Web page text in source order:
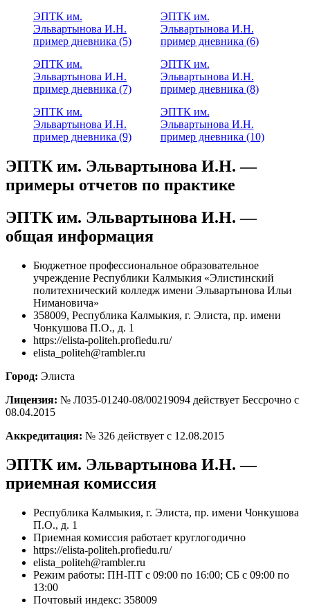
ЭПТК им.
Эльвартынова И.Н.
пример дневника (5)
ЭПТК им.
Эльвартынова И.Н.
пример дневника (6)
ЭПТК им.
Эльвартынова И.Н.
пример дневника (7)
ЭПТК им.
Эльвартынова И.Н.
пример дневника (8)
ЭПТК им.
Эльвартынова И.Н.
пример дневника (9)
ЭПТК им.
Эльвартынова И.Н.
пример дневника (10)
ЭПТК им. Эльвартынова И.Н. —
примеры отчетов по практике
ЭПТК им. Эльвартынова И.Н. —
общая информация
Бюджетное профессиональное образовательное
учреждение Республики Калмыкия «Элистинский
политехнический колледж имени Эльвартынова Ильи
Нимановича»
358009, Республика Калмыкия, г. Элиста, пр. имени
Чонкушова П.О., д. 1
https://elista-politeh.profiedu.ru/
elista_politeh@rambler.ru
Город: Элиста
Лицензия: № Л035-01240-08/00219094 действует Бессрочно с
08.04.2015
Аккредитация: № 326 действует с 12.08.2015
ЭПТК им. Эльвартынова И.Н. —
приемная комиссия
Республика Калмыкия, г. Элиста, пр. имени Чонкушова
П.О., д. 1
Приемная комиссия работает круглогодично
https://elista-politeh.profiedu.ru/
elista_politeh@rambler.ru
Режим работы: ПН-ПТ с 09:00 по 16:00; СБ с 09:00 по
13:00
Почтовый индекс: 358009